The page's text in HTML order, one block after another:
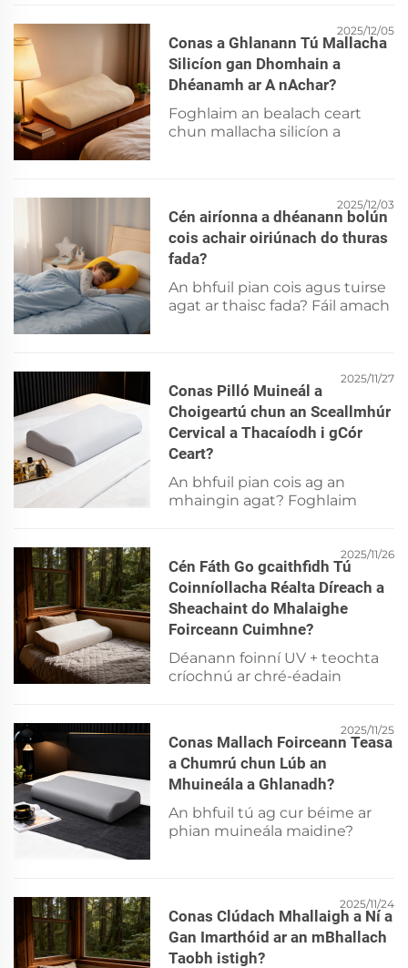
mbainteanna trí ghníomh
capaillíleachta—agus conas
cosc a chur le corróidín sula
dtosóidh sé. Glan go hiomlán
2025/12/05
Conas a Ghlanann Tú Mallacha
Silicíon gan Dhomhain a
Dhéanamh ar A nAchar?
Foghlaim an bealach ceart
chun mallacha silicíon a
agus seachain na botúin
coitianta a ghlanann tréimhse
maireachtála na mallach.
Foghlaim níos mó anois.
2025/12/03
Cén airíonna a dhéanann bolún
cois achair oiriúnach do thuras
fada?
An bhfuil pian cois agus tuirse
agat ar thaisc fada? Fáil amach
tacú ar an taobh—ar laghdú
40% ar thuirse agus ar chosc
stréineanna ar an ngarbhach.
Faigh an treoir iomlán do
chumas taistil chomhfhearta.
2025/11/27
Conas Pilló Muineál a
Choigeartú chun an Sceallmhúr
Cervical a Thacaíodh i gCór
Ceart?
An bhfuil pian cois ag an
mhaingin agat? Foghlaim
ghairbhach muiceach a bhaint
amach—cuireadh ar chumas
taighde oriotach. Laghdaigh
crithlacht agus ceannphainíní
anois.
2025/11/26
Cén Fáth Go gcaithfidh Tú
Coinníollacha Réalta Díreach a
Sheachaint do Mhalaighe
Foirceann Cuimhne?
Déanann foinní UV + teochta
críochnú ar chré-éadain
craiceáil & scaoileadh VOC
taisc. Coinnigh
comhdhéanamh an philló &
cáilíocht aer inmheánach.
Foghlaim conas tirliú go
sábháilte.
2025/11/25
Conas Mallach Foirceann Teasa
a Chumrú chun Lúb an
Mhuineála a Ghlanadh?
An bhfuil tú ag cur béime ar
phian muineála maidine?
cervacal—cuireadh ar aghaidh
ag eolaíocht an chodlais. Faigh
leideanna saincheaptha
céime-malartaithe anois.
2025/11/24
Conas Clúdach Mhallaigh a Ní a
Gan Imarthóid ar an mBhallach
Taobh istigh?